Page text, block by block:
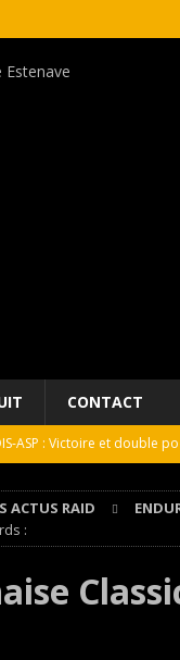
CONTACT
ASP : Victoire et double
de France FFSA des
: 50 ans de moteurs Audi
ACTUS RAID
: